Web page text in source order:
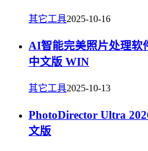
其它工具2025-10-16
AI智能完美照片处理软
中文版 WIN
其它工具2025-10-13
PhotoDirector Ultra
文版